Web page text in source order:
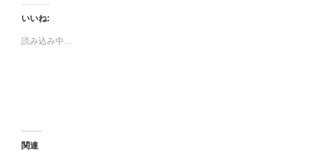
いいね:
読み込み中…
関連